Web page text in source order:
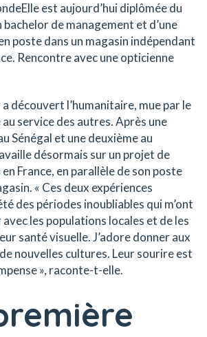
est aujourd’hui diplômée du
bachelor de management et d’une
poste dans un magasin indépendant
Rencontre avec une opticienne
découvert l’humanitaire, mue par le
service des autres. Après une
Sénégal et une deuxième au
désormais sur un projet de
France, en parallèle de son poste
« Ces deux expériences
des périodes inoubliables qui m’ont
avec les populations locales et de les
santé visuelle. J’adore donner aux
nouvelles cultures. Leur sourire est
», raconte-t-elle.